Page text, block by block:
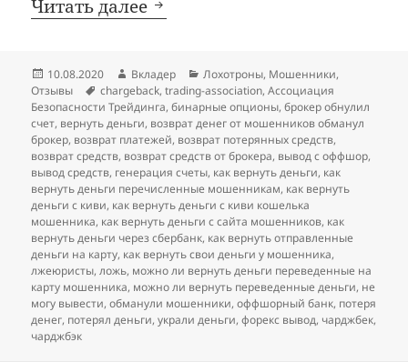
Читать далее Фальшивка: Ассоциация
Опубликовано
10.08.2020 Автор
Вкладер Рубрики
Лохотроны, Мошенники,
Отзывы
Метки
chargeback,trading-association,Ассоциация
Безопасности Трейдинга,бинарные опционы,брокер обнулил
счет, вернуть деньги, возврат денег от мошенников обманул
брокер, возврат платежей, возврат потерянных средств,
возврат средств, возврат средств от брокера, вывод с оффшор,
вывод средств, генерация счеты, как вернуть деньги, как
вернуть деньги перечисленные мошенникам, как вернуть
деньги с киви, как вернуть деньги с киви кошелька
мошенника, как вернуть деньги с сайта мошенников, как
вернуть деньги через сбербанк, как вернуть отправленные
деньги на карту, как вернуть свои деньги у мошенника,
лжеюристы,ложь, можно ли вернуть деньги переведенные на
карту мошенника, можно ли вернуть переведенные деньги, не
могу вывести,обманули мошенники,оффшорный банк, потеря
денег, потерял деньги,украли деньги,форекс вывод, чарджбек,
чарджбэк